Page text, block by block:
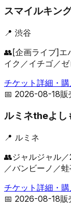
スマイルキン
📍 渋谷
👥[企画ライブ]エ
イク／イチゴ／
チケット詳細・購
📅 2026-08-18販
ルミネtheよし
📍 ルミネ
👥ジャルジャル
／バンビーノ／
チケット詳細・購
📅 2026-08-18販